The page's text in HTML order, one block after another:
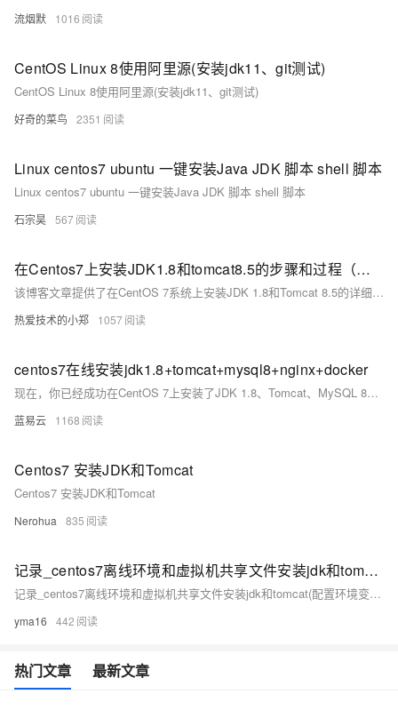
流烟默 1016
CentOS Linux 8使用阿里源(安装jdk11、git测试)
CentOS Linux 8使用阿里源(安装jdk11、git测试)
好奇的菜鸟 2351
Linux centos7 ubuntu 一键安装Java JDK 脚本 shell 脚本
Linux centos7 ubuntu 一键安装Java JDK 脚本 shell 脚本
石宗昊 567
在Centos7上安装JDK1.8和tomcat8.5的步骤和过程（亲测可用）
该博客文章提供了在CentOS 7系统上安装JDK 1.8和Tomcat 8.5的详细步骤，包括卸载系统自带的OpenJDK和安装Oracle JDK 1.8，以及Tomcat 8.5的安装过程。
热爱技术的小郑 1057
centos7在线安装jdk1.8+tomcat+mysql8+nginx+docker
现在，你已经成功在CentOS 7上安装了JDK 1.8、Tomcat、MySQL 8、Nginx和Docker。你可以根据需要配置和使用这些服务。请注意，安装和配置这些服务的详细设置取决于你的具体需求。
蓝易云 1168
Centos7 安装JDK和Tomcat
Centos7 安装JDK和Tomcat
Nerohua 835
记录_centos7离线环境和虚拟机共享文件安装jdk和tomcat(配置环境变量)
记录_centos7离线环境和虚拟机共享文件安装jdk和tomcat(配置环境变量)
yma16 442
热门文章 最新文章